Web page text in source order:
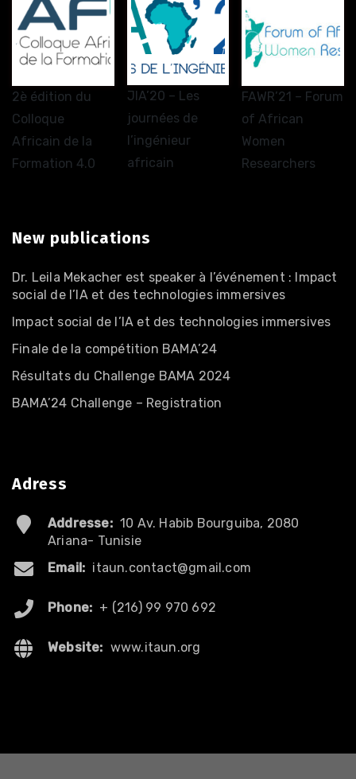
2è édition du
Colloque
Africain de la
Formation 4.0
JIA’20 – Les
journées de
l’ingénieur
africain
FAWR’21 – Forum
of African
Women
Researchers
New publications
Dr. Leila Mekacher est speaker à l’événement : Impact
social de l’IA et des technologies immersives
Impact social de l’IA et des technologies immersives
Finale de la compétition BAMA’24
Résultats du Challenge BAMA 2024
BAMA’24 Challenge – Registration
Adress
Addresse: 10 Av. Habib Bourguiba, 2080
Ariana- Tunisie
Email: itaun.contact@gmail.com
Phone: + (216) 99 970 692
Website: www.itaun.org